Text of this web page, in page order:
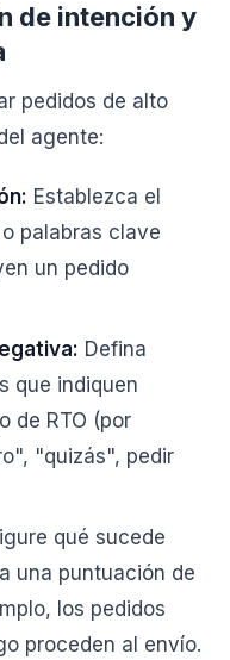
de intención y
pedidos de alto
agente:
Establezca el
palabras clave
un pedido
Defina
que indiquen
de RTO (por
"quizás", pedir
qué sucede
una puntuación de
los pedidos
proceden al envío.